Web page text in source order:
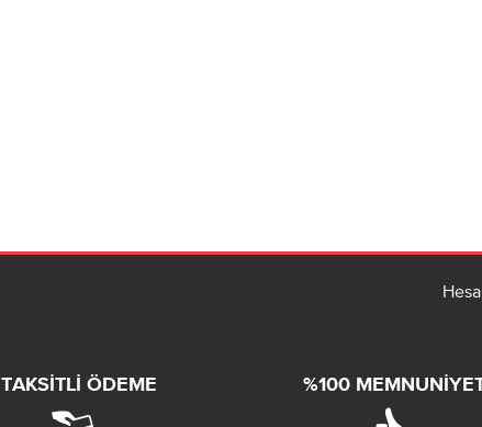
TAKSITLI ÖDEME %100